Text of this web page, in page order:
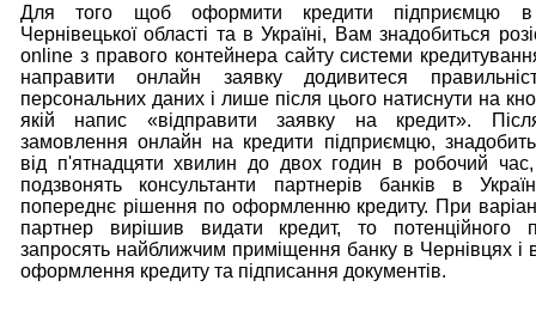
Для того щоб оформити кредити підприємцю в
Чернівецької області та в Україні, Вам знадобиться
online з правого контейнера сайту системи
направити онлайн заявку додивитеся
персональних даних і лише після цього натиснути на
якій напис «відправити заявку на кредит».
замовлення онлайн на кредити підприємцю,
від п'ятнадцяти хвилин до двох годин в робочий час,
подзвонять консультанти партнерів банків в
попереднє рішення по оформленню кредиту. При
партнер вирішив видати кредит, то потенційного
запросять найближчим приміщення банку в Чернівцях і
оформлення кредиту та підписання документів.